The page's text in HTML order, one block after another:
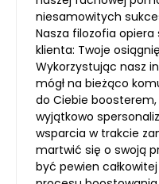
niesamowitych
Nasza filozofia opiera
klienta: Twoje
Wykorzystując nasz
mógł na bieżąco
do Ciebie
wyjątkowo
wsparcia w trakcie
martwić się o swoją
być pewien